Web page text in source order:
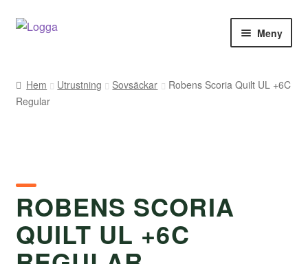
Hoppa
Hoppa
Meny
Kontakt
Varumärken
Väljare
Hem Utrustning Sovsäckar
Robens Scoria Quilt UL +6C
Regular
ROBENS SCORIA
QUILT UL +6C